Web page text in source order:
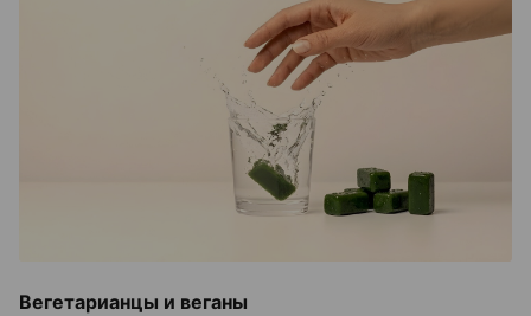
Вегетарианцы и веганы